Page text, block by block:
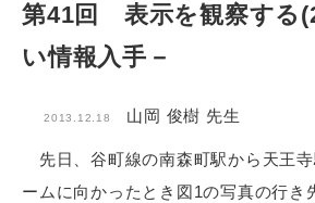
第41回 表示を観察する
い情報入手－
2013.12.18 山岡 俊樹 先生
先日、谷町線の南森町駅から天王
ームに向かったとき図1の写真の行き